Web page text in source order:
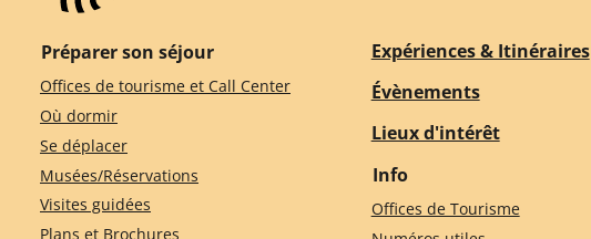
Préparer son séjour
Offices de tourisme et Call Center
Où dormir
Se déplacer
Musées/Réservations
Visites guidées
Plans et Brochures
Expériences & Itinéraires
Évènements
Lieux d'intérêt
Info
Offices de Tourisme